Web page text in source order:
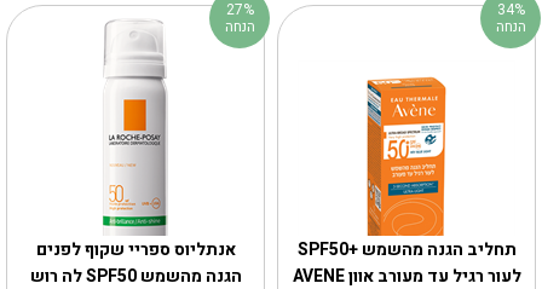
אנתליוס ספריי שקוף לפנים
הגנה מהשמש SPF50 לה רוש
27%
הנחה
תחליב הגנה מהשמש +SPF50
לעור רגיל עד מעורב אוון AVENE
34%
הנחה